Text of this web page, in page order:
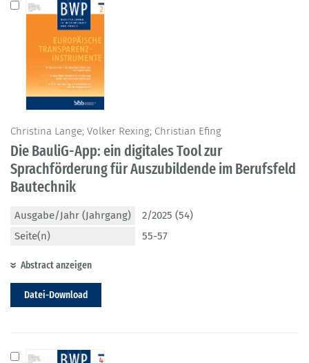
Christina Lange; Volker Rexing; Christian Efing
Die BauliG-App: ein digitales Tool zur
Sprachförderung für Auszubildende im Berufsfeld
Bautechnik
Ausgabe/Jahr (Jahrgang)
2/2025 (54)
Seite(n)
55-57
Abstract anzeigen
Datei-Download